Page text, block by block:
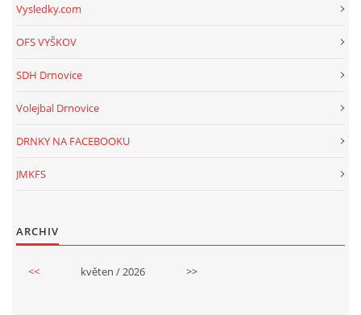
Vysledky.com
OFS VYŠKOV
SDH Drnovice
Volejbal Drnovice
DRNKY NA FACEBOOKU
JMKFS
ARCHIV
<< květen / 2026 >>